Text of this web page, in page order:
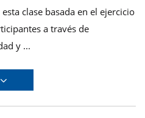
clase basada en el ejercicio
a través de
y ...